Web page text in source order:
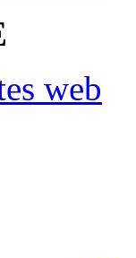
web